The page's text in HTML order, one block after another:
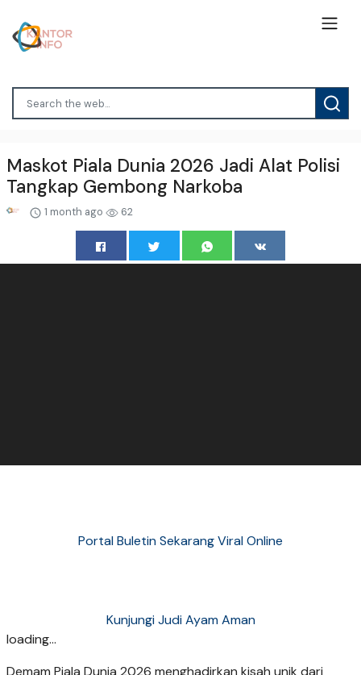
Maskot Piala Dunia 2026 Jadi Alat Polisi
Tangkap Gembong Narkoba
1 month ago 62
Portal Buletin Sekarang Viral Online
Kunjungi Judi Ayam Aman
loading...
Demam Piala Dunia 2026 menghadirkan kisah unik dari